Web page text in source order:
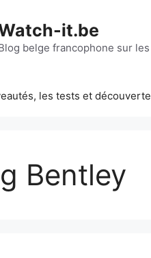
it.be
belge francophone sur
les tests et
Bentley